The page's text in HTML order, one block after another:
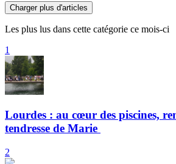
Charger plus d'articles
Les plus lus dans cette catégorie ce mois-ci
1
Lourdes : au cœur des piscines,
tendresse de Marie
2